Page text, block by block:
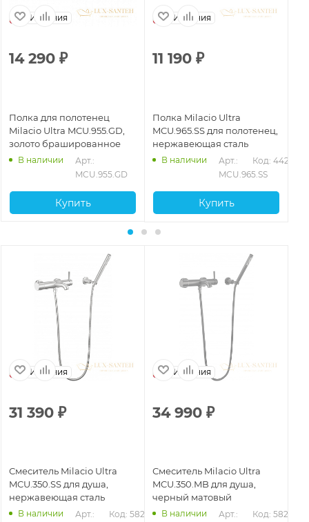
Испания
14 290 ₽
Полка для полотенец
Milacio Ultra MCU.955.GD,
золото брашированное
В наличии
Арт.:
MCU.955.GD
Купить
Испания
11 190 ₽
Полка Milacio Ultra
MCU.965.SS для полотенец,
нержавеющая сталь
В наличии
Арт.:
MCU.965.SS
Код: 44256
Купить
Испания
31 390 ₽
Смеситель Milacio Ultra
MCU.350.SS для душа,
нержавеющая сталь
В наличии
Арт.:
Код: 58278
Испания
34 990 ₽
Смеситель Milacio Ultra
MCU.350.MB для душа,
черный матовый
В наличии
Арт.:
Код: 58277